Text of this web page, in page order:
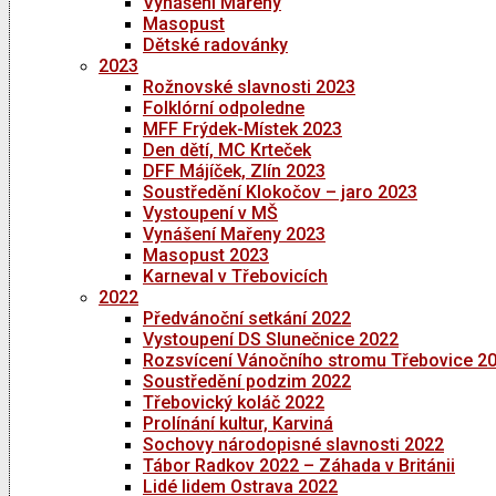
Masopust
Dětské radovánky
2023
Rožnovské slavnosti 2023
Folklórní odpoledne
MFF Frýdek-Místek 2023
Den dětí, MC Krteček
DFF Májíček, Zlín 2023
Soustředění Klokočov – jaro 2023
Vystoupení v MŠ
Vynášení Mařeny 2023
Masopust 2023
Karneval v Třebovicích
2022
Předvánoční setkání 2022
Vystoupení DS Slunečnice 2022
Rozsvícení Vánočního stromu Třebovice
Soustředění podzim 2022
Třebovický koláč 2022
Prolínání kultur, Karviná
Sochovy národopisné slavnosti 2022
Tábor Radkov 2022 – Záhada v Británii
Lidé lidem Ostrava 2022